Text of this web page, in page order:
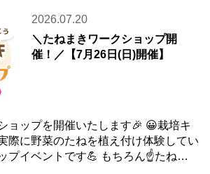
2026.07.20
＼たねまきワークショップ開
催！／【7月26日(日)開催】
プを開催いたします🎉 😀栽培キ
際に野菜のたねを植え付け体験してい
トです💪 もちろん☝️たねを